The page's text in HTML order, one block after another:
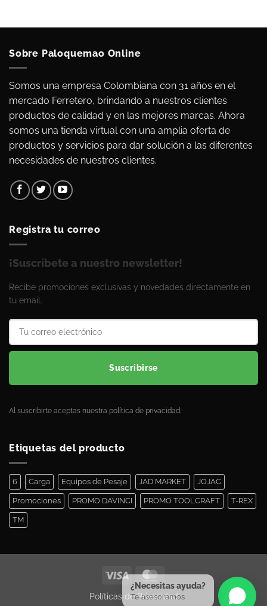
Sobre Paloquemao Online
Somos una empresa Colombiana con 31 años en el
mercado Ferretero, brindando a nuestros clientes
productos de calidad y en las mejores marcas. Ahora
somos una tienda virtual con una amplia oferta de
productos y servicios para dar solución a las diferentes
necesidades de nuestros clientes.
Registra tu correo
¡Suscríbete a nuestro newsletter!
Recibe promociones exclusivas y novedades directamente en
tu email.
Suscribirse
Al suscribirte aceptas nuestra política de privacidad.
Etiquetas del producto
6 Carga Equipos de Pesaje JAD MARKET JOJAC
Promociones PROMO DAVINCI PROMO TOOLCRAFT T-REX
TM
Políticas de Privacidad
¿Necesitas ayuda?
Te asesoramos